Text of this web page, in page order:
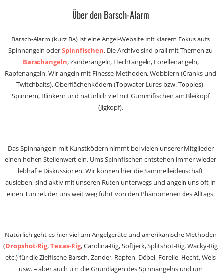
Über den Barsch-Alarm
Barsch-Alarm (kurz BA) ist eine Angel-Website mit klarem Fokus aufs
Spinnangeln oderSpinnfischen. Die Archive sind prall mit Themen zu
Barschangeln, Zanderangeln, Hechtangeln, Forellenangeln,
Rapfenangeln. Wir angeln mit Finesse-Methoden, Wobblern (Cranks und
Twitchbaits), Oberflächenködern (Topwater Lures bzw. Toppies),
Spinnern, Blinkern und natürlich viel mit Gummifischen am Bleikopf
(Jigkopf).
Das Spinnangeln mit Kunstködern nimmt bei vielen unserer Mitglieder
einen hohen Stellenwert ein. Ums Spinnfischen entstehen immer wieder
lebhafte Diskussionen. Wir können hier die Sammelleidenschaft
ausleben, sind aktiv mit unseren Ruten unterwegs und angeln uns oft in
einen Tunnel, der uns weit weg führt von den Phänomenen des Alltags.
Natürlich geht es hier viel um Angelgeräte und amerikanische Methoden
(Dropshot-Rig,Texas-Rig, Carolina-Rig, Softjerk, Splitshot-Rig, Wacky-Rig
etc.) für die Zielfische Barsch, Zander, Rapfen, Döbel, Forelle, Hecht, Wels
usw. – aber auch um die Grundlagen des Spinnangelns und um